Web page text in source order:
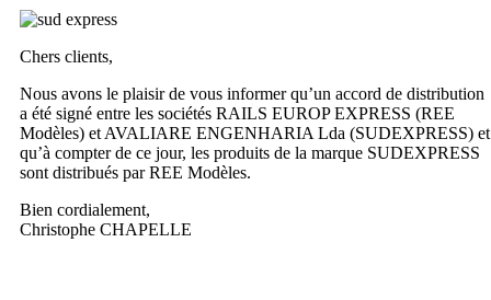
Chers clients,
Nous avons le plaisir de vous informer qu’un accord de distribution
a été signé entre les sociétés RAILS EUROP EXPRESS (REE
Modèles) et AVALIARE ENGENHARIA Lda (SUDEXPRESS) et
qu’à compter de ce jour, les produits de la marque SUDEXPRESS
sont distribués par REE Modèles.
Bien cordialement,
Christophe CHAPELLE